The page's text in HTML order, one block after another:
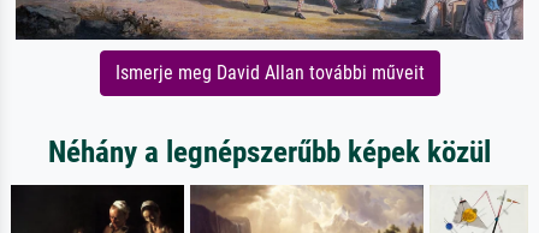
Ismerje meg David Allan további műveit
Néhány a legnépszerűbb képek közül